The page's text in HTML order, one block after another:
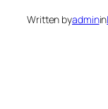
Written byadminin